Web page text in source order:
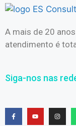
A mais de 20
atendimento é
Siga-nos nas